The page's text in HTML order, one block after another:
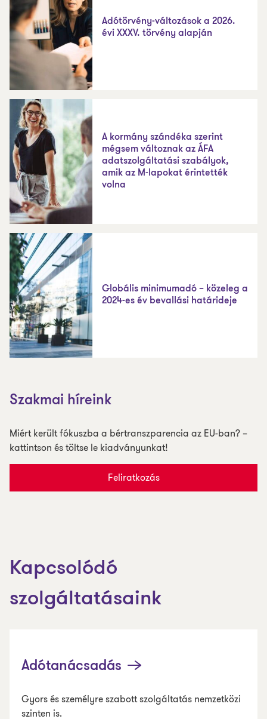
Adótörvény-változások a 2026.
évi XXXV. törvény alapján
A kormány szándéka szerint
mégsem változnak az ÁFA
adatszolgáltatási szabályok,
amik az M-lapokat érintették
volna
Globális minimumadó – közeleg a
2024-es év bevallási határideje
Szakmai híreink
Miért került fókuszba a bértranszparencia az EU-ban? –
kattintson és töltse le kiadványunkat!
Feliratkozás
Kapcsolódó
szolgáltatásaink
Adótanácsadás
Gyors és személyre szabott szolgáltatás nemzetközi
szinten is.